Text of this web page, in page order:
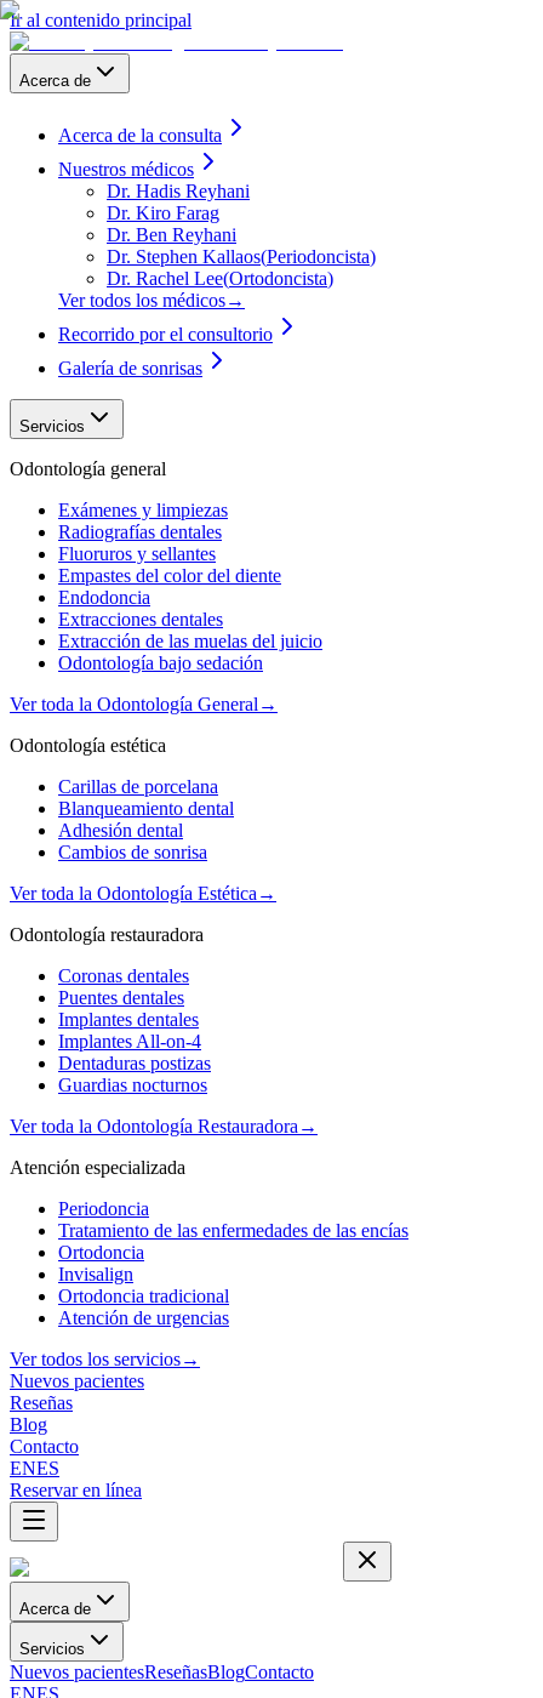
Ir al contenido principal
Acerca de
Acerca de la consulta
Nuestros médicos
Dr. Hadis Reyhani
Dr. Kiro Farag
Dr. Ben Reyhani
Dr. Stephen Kallaos(Periodoncista)
Dr. Rachel Lee(Ortodoncista)
Ver todos los médicos→
Recorrido por el consultorio
Galería de sonrisas
Servicios
Odontología general
Exámenes y limpiezas
Radiografías dentales
Fluoruros y sellantes
Empastes del color del diente
Endodoncia
Extracciones dentales
Extracción de las muelas del juicio
Odontología bajo sedación
Ver toda la Odontología General →
Odontología estética
Carillas de porcelana
Blanqueamiento dental
Adhesión dental
Cambios de sonrisa
Ver toda la Odontología Estética →
Odontología restauradora
Coronas dentales
Puentes dentales
Implantes dentales
Implantes All-on-4
Dentaduras postizas
Guardias nocturnos
Ver toda la Odontología Restauradora →
Atención especializada
Periodoncia
Tratamiento de las enfermedades de las encías
Ortodoncia
Invisalign
Ortodoncia tradicional
Atención de urgencias
Ver todos los servicios→
Nuevos pacientes
Reseñas
Blog
Contacto
ENES
Reservar en línea
Acerca de
Servicios
Nuevos pacientesReseñasBlogContacto
ENES